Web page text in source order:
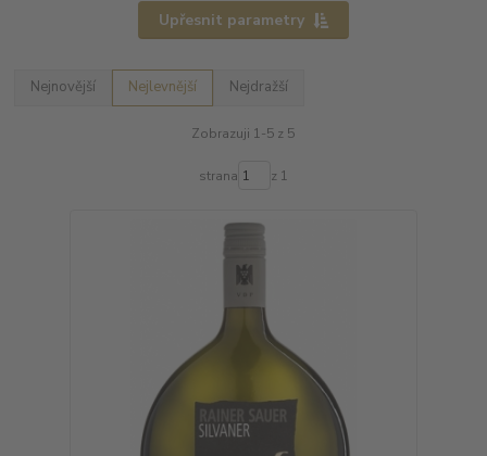
Upřesnit parametry
Nejnovější Nejlevnější Nejdražší
Zobrazuji 1-5 z 5
strana z 1